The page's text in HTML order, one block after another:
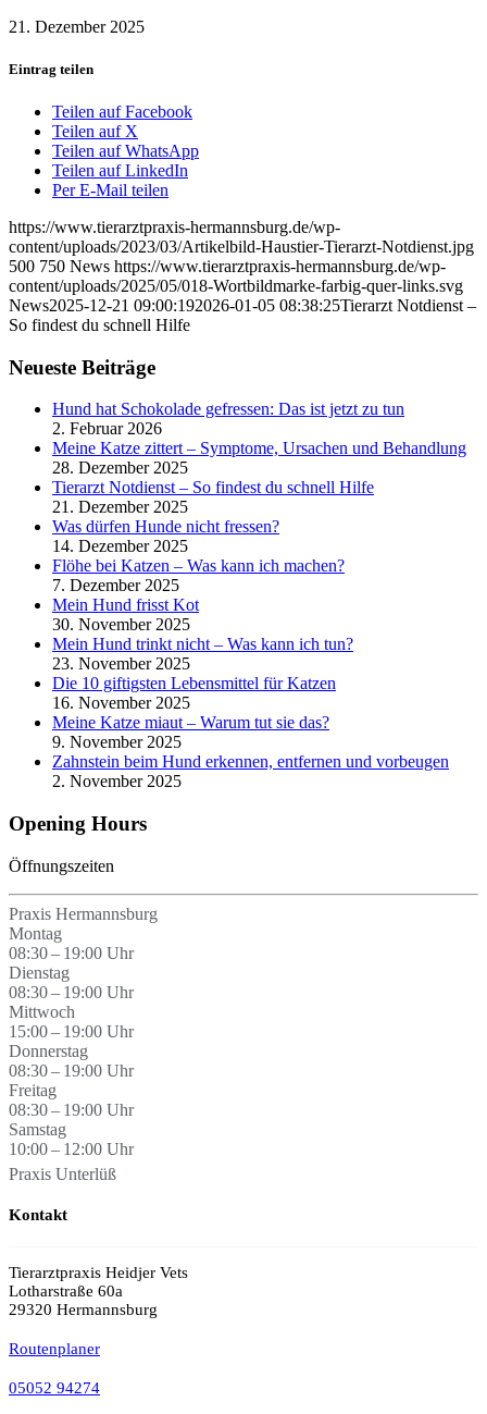
21. Dezember 2025
Eintrag teilen
Teilen auf Facebook
Teilen auf X
Teilen auf WhatsApp
Teilen auf LinkedIn
Per E-Mail teilen
https://www.tierarztpraxis-hermannsburg.de/wp-
content/uploads/2023/03/Artikelbild-Haustier-Tierarzt-Notdienst.jpg
500 750 News https://www.tierarztpraxis-hermannsburg.de/wp-
content/uploads/2025/05/018-Wortbildmarke-farbig-quer-links.svg
News2025-12-21 09:00:192026-01-05 08:38:25Tierarzt Notdienst –
So findest du schnell Hilfe
Neueste Beiträge
Hund hat Schokolade gefressen: Das ist jetzt zu tun
2. Februar 2026
Meine Katze zittert – Symptome, Ursachen und Behandlung
28. Dezember 2025
Tierarzt Notdienst – So findest du schnell Hilfe
21. Dezember 2025
Was dürfen Hunde nicht fressen?
14. Dezember 2025
Flöhe bei Katzen – Was kann ich machen?
7. Dezember 2025
Mein Hund frisst Kot
30. November 2025
Mein Hund trinkt nicht – Was kann ich tun?
23. November 2025
Die 10 giftigsten Lebensmittel für Katzen
16. November 2025
Meine Katze miaut – Warum tut sie das?
9. November 2025
Zahnstein beim Hund erkennen, entfernen und vorbeugen
2. November 2025
Opening Hours
Öffnungszeiten
Praxis Hermannsburg
Montag
08:30 – 19:00 Uhr
Dienstag
08:30 – 19:00 Uhr
Mittwoch
15:00 – 19:00 Uhr
Donnerstag
08:30 – 19:00 Uhr
Freitag
08:30 – 19:00 Uhr
Samstag
10:00 – 12:00 Uhr
Praxis Unterlüß
Kontakt
Tierarztpraxis Heidjer Vets
Lotharstraße 60a
29320 Hermannsburg
Routenplaner
05052 94274